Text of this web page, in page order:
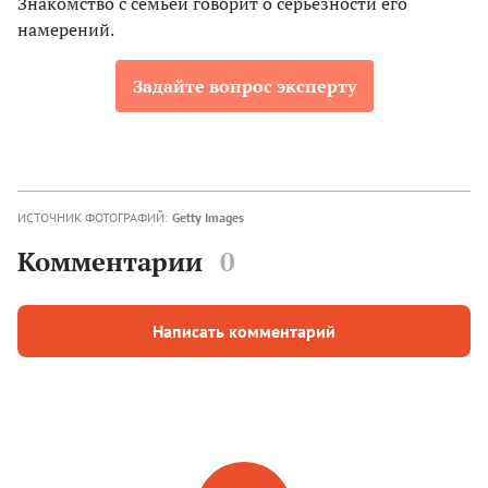
намерений.
Задайте вопрос эксперту
ИСТОЧНИК ФОТОГРАФИЙ: Getty Images
Комментарии 0
Написать комментарий